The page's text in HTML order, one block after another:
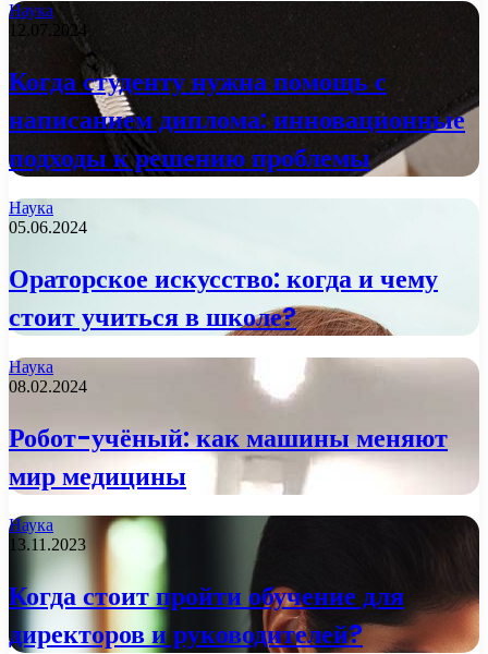
Наука
12.07.2024
Когда студенту нужна помощь с
написанием диплома: инновационные
подходы к решению проблемы
Наука
05.06.2024
Ораторское искусство: когда и чему
стоит учиться в школе?
Наука
08.02.2024
Робот-учёный: как машины меняют
мир медицины
Наука
13.11.2023
Когда стоит пройти обучение для
директоров и руководителей?